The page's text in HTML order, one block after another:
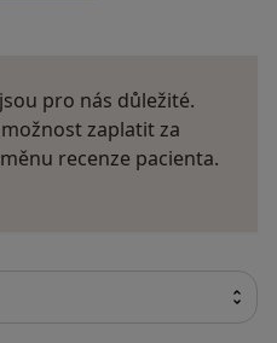
pro nás důležité.
zaplatit za
recenze pacienta.